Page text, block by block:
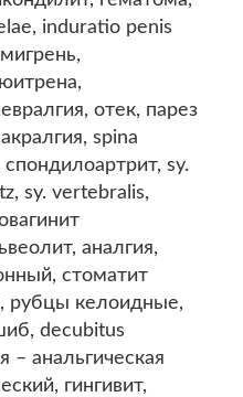
induratio penis
отек, парез
spina
sy.
sy. vertebralis,
аналгия,
стоматит
рубцы келоидные,
decubitus
– анальгическая
гингивит,